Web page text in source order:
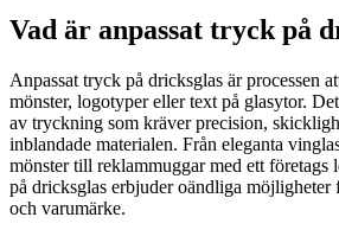
Vad är anpassat tryck på
Anpassat tryck på dricksglas är processen
mönster, logotyper eller text på glasytor.
av tryckning som kräver precision,
inblandade materialen. Från eleganta
mönster till reklammuggar med ett företags
på dricksglas erbjuder oändliga möjligheter
och varumärke.